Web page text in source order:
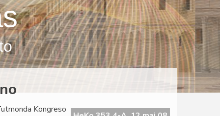
Kongreso